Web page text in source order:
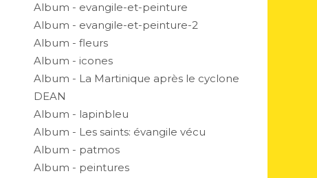
Album - evangile-et-peinture
Album - evangile-et-peinture-2
Album - fleurs
Album - icones
Album - La Martinique après le cyclone
DEAN
Album - lapinbleu
Album - Les saints: évangile vécu
Album - patmos
Album - peintures